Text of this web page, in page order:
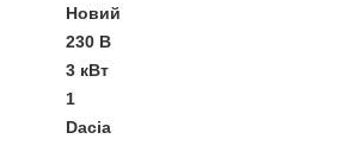
Новий
230 В
3 кВт
1
Dacia